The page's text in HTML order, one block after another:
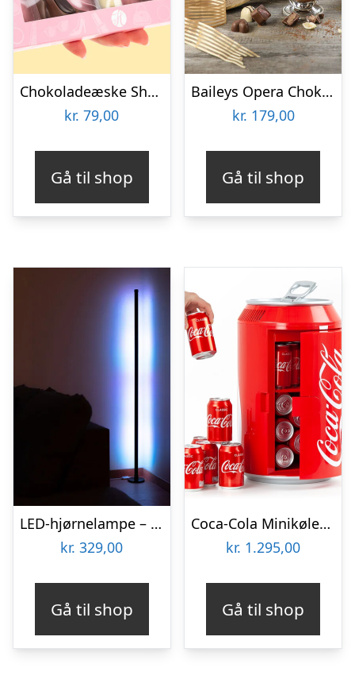
Chokoladeæske Shopping
kr. 79,00
Gå til shop
Baileys Opera Chokoladeæske
kr. 179,00
Gå til shop
LED-hjørnelampe – Vooni
kr. 329,00
Gå til shop
Coca-Cola Minikøleskab
kr. 1.295,00
Gå til shop